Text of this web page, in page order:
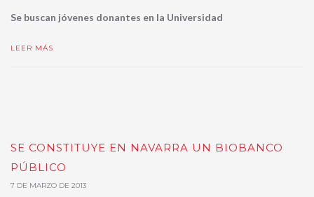
Se buscan jóvenes donantes en la Universidad
LEER MÁS
SE CONSTITUYE EN NAVARRA UN BIOBANCO
PÚBLICO
7 DE MARZO DE 2013